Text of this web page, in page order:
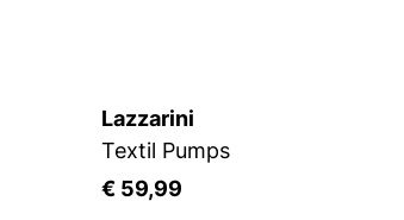
Lazzarini
Textil Pumps
€ 59,99